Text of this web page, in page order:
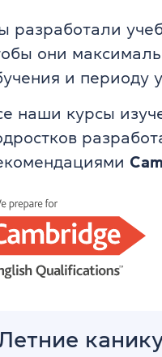
разработали
они
и периоду
наши курсы